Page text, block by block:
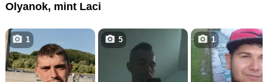
Olyanok, mint Laci
1 5 1